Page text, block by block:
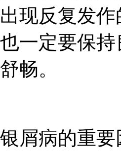
现反复发
一定要保
畅。
屑病的重